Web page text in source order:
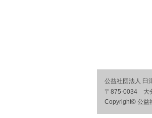
公益社団法人 臼
〒875-0034 大
Copyright© 公益